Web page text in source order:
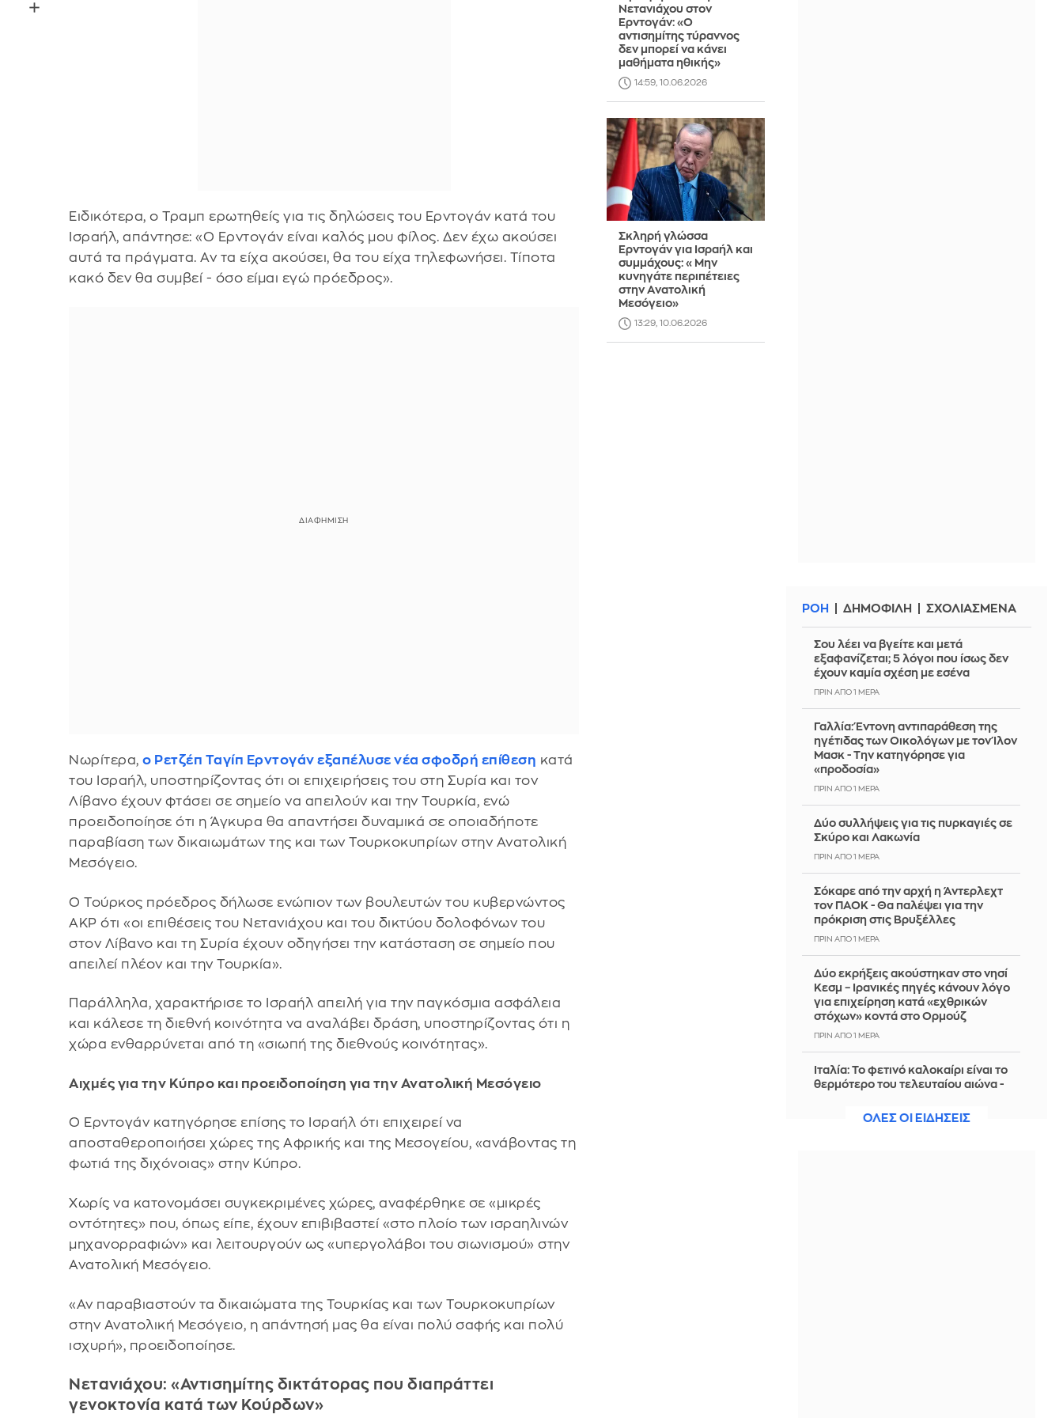
Ειδικότερα, ο Τραμπ ερωτηθείς για τις δηλώσεις του Ερντογάν κατά του
Ισραήλ, απάντησε: «Ο Ερντογάν είναι καλός μου φίλος. Δεν έχω ακούσει
αυτά τα πράγματα. Αν τα είχα ακούσει, θα του είχα τηλεφωνήσει. Τίποτα
κακό δεν θα συμβεί - όσο είμαι εγώ πρόεδρος».
Νωρίτερα,ο Ρετζέπ Ταγίπ Ερντογάν εξαπέλυσε νέα σφοδρή επίθεση κατά
του Ισραήλ, υποστηρίζοντας ότι οι επιχειρήσεις του στη Συρία και τον
Λίβανο έχουν φτάσει σε σημείο να απειλούν και την Τουρκία, ενώ
προειδοποίησε ότι η Άγκυρα θα απαντήσει δυναμικά σε οποιαδήποτε
παραβίαση των δικαιωμάτων της και των Τουρκοκυπρίων στην Ανατολική
Μεσόγειο.
Ο Τούρκος πρόεδρος δήλωσε ενώπιον των βουλευτών του κυβερνώντος
AKP ότι «οι επιθέσεις του Νετανιάχου και του δικτύου δολοφόνων του
στον Λίβανο και τη Συρία έχουν οδηγήσει την κατάσταση σε σημείο που
απειλεί πλέον και την Τουρκία».
Παράλληλα, χαρακτήρισε το Ισραήλ απειλή για την παγκόσμια ασφάλεια
και κάλεσε τη διεθνή κοινότητα να αναλάβει δράση, υποστηρίζοντας ότι η
χώρα ενθαρρύνεται από τη «σιωπή της διεθνούς κοινότητας».
Αιχμές για την Κύπρο και προειδοποίηση για την Ανατολική Μεσόγειο
Ο Ερντογάν κατηγόρησε επίσης το Ισραήλ ότι επιχειρεί να
αποσταθεροποιήσει χώρες της Αφρικής και της Μεσογείου, «ανάβοντας τη
φωτιά της διχόνοιας» στην Κύπρο.
Χωρίς να κατονομάσει συγκεκριμένες χώρες, αναφέρθηκε σε «μικρές
οντότητες» που, όπως είπε, έχουν επιβιβαστεί «στο πλοίο των ισραηλινών
μηχανορραφιών» και λειτουργούν ως «υπεργολάβοι του σιωνισμού» στην
Ανατολική Μεσόγειο.
«Αν παραβιαστούν τα δικαιώματα της Τουρκίας και των Τουρκοκυπρίων
στην Ανατολική Μεσόγειο, η απάντησή μας θα είναι πολύ σαφής και πολύ
ισχυρή», προειδοποίησε.
Νετανιάχου: «Αντισημίτης δικτάτορας που διαπράττει
γενοκτονία κατά των Κούρδων»
Νετανιάχου στον
Ερντογάν: «Ο
αντισημίτης τύραννος
δεν μπορεί να κάνει
μαθήματα ηθικής»
14:59, 10.06.2026
Σκληρή γλώσσα
Ερντογάν για Ισραήλ και
συμμάχους: «Μην
κυνηγάτε περιπέτειες
στην Ανατολική
Μεσόγειο»
13:29, 10.06.2026
ΡΟΗ ΔΗΜΟΦΙΛΗ ΣΧΟΛΙΑΣΜΕΝΑ
Σου λέει να βγείτε και μετά
εξαφανίζεται; 5 λόγοι που ίσως δεν
έχουν καμία σχέση με εσένα
ΠΡΙΝ ΑΠΌ 1 ΜΈΡΑ
Γαλλία: Έντονη αντιπαράθεση της
ηγέτιδας των Οικολόγων με τον Ίλον
Μασκ - Την κατηγόρησε για
«προδοσία»
ΠΡΙΝ ΑΠΌ 1 ΜΈΡΑ
Δύο συλλήψεις για τις πυρκαγιές σε
Σκύρο και Λακωνία
ΠΡΙΝ ΑΠΌ 1 ΜΈΡΑ
Σόκαρε από την αρχή η Άντερλεχτ
τον ΠΑΟΚ - Θα παλέψει για την
πρόκριση στις Βρυξέλλες
ΠΡΙΝ ΑΠΌ 1 ΜΈΡΑ
Δύο εκρήξεις ακούστηκαν στο νησί
Κεσμ – Ιρανικές πηγές κάνουν λόγο
για επιχείρηση κατά «εχθρικών
στόχων» κοντά στο Ορμούζ
ΠΡΙΝ ΑΠΌ 1 ΜΈΡΑ
Ιταλία: To φετινό καλοκαίρι είναι το
θερμότερο του τελευταίου αιώνα -
ΟΛΕΣ ΟΙ ΕΙΔΗΣΕΙΣ